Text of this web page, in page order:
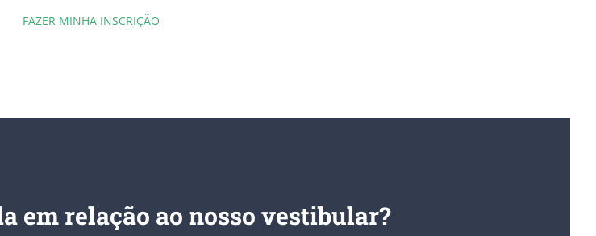
FAZER MINHA INSCRIÇÃO
em relação ao nosso vestibular?